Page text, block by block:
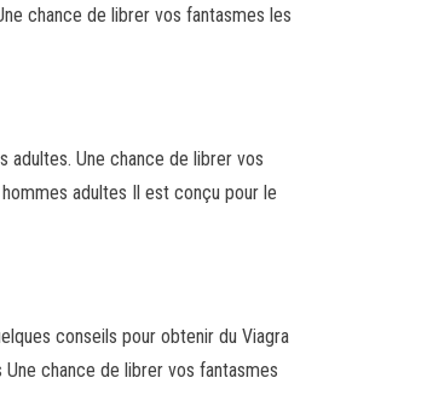
chance de librer vos fantasmes les
Une chance de librer vos
adultes Il est conçu pour le
conseils pour obtenir du Viagra
chance de librer vos fantasmes